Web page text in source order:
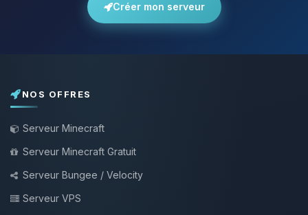
Créer mon serveur
NOS OFFRES
Serveur Minecraft
Serveur Minecraft Gratuit
Serveur Bungee / Velocity
Serveur VPS